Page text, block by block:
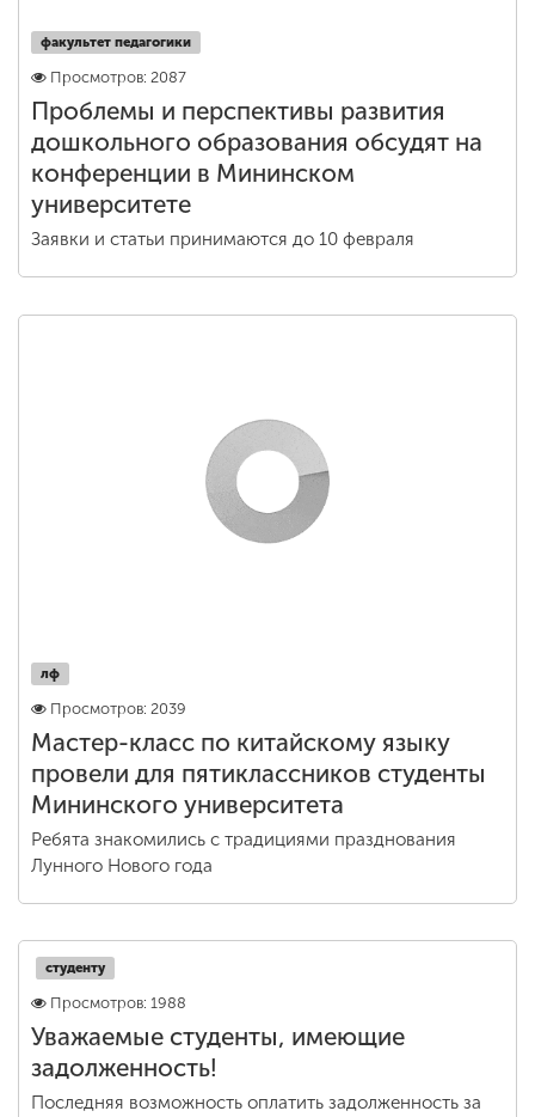
факультет педагогики
Просмотров: 2087
Проблемы и перспективы развития
дошкольного образования обсудят на
конференции в Мининском
университете
Заявки и статьи принимаются до 10 февраля
лф
Просмотров: 2039
Мастер-класс по китайскому языку
провели для пятиклассников студенты
Мининского университета
Ребята знакомились с традициями празднования
Лунного Нового года
студенту
Просмотров: 1988
Уважаемые студенты, имеющие
задолженность!
Последняя возможность оплатить задолженность за